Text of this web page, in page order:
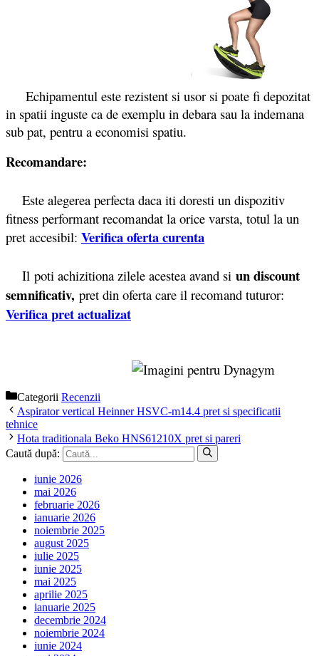
Echipamentul este rezistent si usor si poate fi depozitat
in spatii inguste ca de exemplu in debara sau la indemana
sub pat, pentru a economisi spatiu.
Recomandare:
Este alegerea perfecta daca iti doresti un dispozitiv
fitness performant recomandat la orice varsta, totul la un
pret accesibil: Verifica oferta curenta
Il poti achizitiona zilele acestea avand si un discount
semnificativ, pret din oferta care il recomand tuturor:
Verifica pret actualizat
Categorii Recenzii
Aspirator vertical Heinner HSVC-m14.4 pret si specificatii
tehnice
Hota traditionala Beko HNS61210X pret si pareri
Caută după:
iunie 2026
mai 2026
februarie 2026
ianuarie 2026
noiembrie 2025
august 2025
iulie 2025
iunie 2025
mai 2025
aprilie 2025
ianuarie 2025
decembrie 2024
noiembrie 2024
iunie 2024